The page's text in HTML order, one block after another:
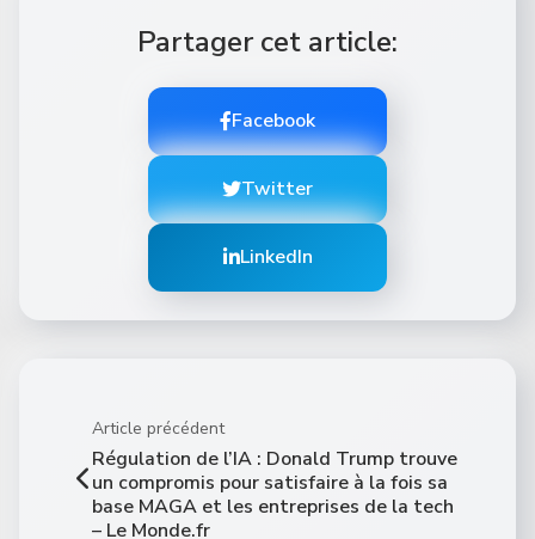
Partager cet article:
Facebook
Twitter
LinkedIn
Article précédent
Régulation de l’IA : Donald Trump trouve
un compromis pour satisfaire à la fois sa
base MAGA et les entreprises de la tech
– Le Monde.fr